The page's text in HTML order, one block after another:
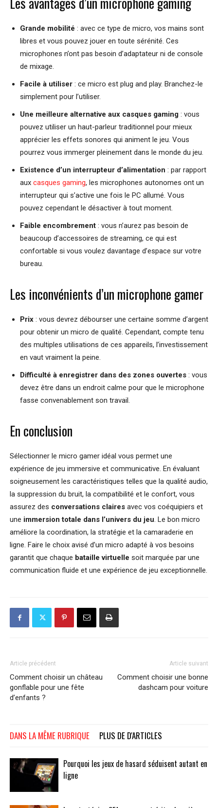
Grande mobilité : avec ce type de micro, vos mains sont
libres et vous pouvez jouer en toute sérénité. Ces
microphones n’ont pas besoin d’adaptateur ni de console
de mixage.
Facile à utiliser : ce micro est plug and play. Branchez-le
simplement pour l’utiliser.
Une meilleure alternative aux casques gaming : vous
pouvez utiliser un haut-parleur traditionnel pour mieux
apprécier les effets sonores qui animent le jeu. Vous
pourrez vous immerger pleinement dans le monde du jeu.
Existence d’un interrupteur d’alimentation : par rapport
aux casques gaming, les microphones autonomes ont un
interrupteur qui s’active une fois le PC allumé. Vous
pouvez cependant le désactiver à tout moment.
Faible encombrement : vous n’aurez pas besoin de
beaucoup d’accessoires de streaming, ce qui est
confortable si vous voulez davantage d’espace sur votre
bureau.
Les inconvénients d’un microphone gamer
Prix : vous devrez débourser une certaine somme d’argent
pour obtenir un micro de qualité. Cependant, compte tenu
des multiples utilisations de ces appareils, l’investissement
en vaut vraiment la peine.
Difficulté à enregistrer dans des zones ouvertes : vous
devez être dans un endroit calme pour que le microphone
fasse convenablement son travail.
En conclusion
Sélectionner le micro gamer idéal vous permet une
expérience de jeu immersive et communicative. En évaluant
soigneusement les caractéristiques telles que la qualité audio,
la suppression du bruit, la compatibilité et le confort, vous
assurez des conversations claires avec vos coéquipiers et
une immersion totale dans l’univers du jeu. Le bon micro
améliore la coordination, la stratégie et la camaraderie en
ligne. Faire le choix avisé d’un micro adapté à vos besoins
garantit que chaque bataille virtuelle soit marquée par une
communication fluide et une expérience de jeu exceptionnelle.
Article précédent
Comment choisir un château
gonflable pour une fête
d’enfants ?
Article suivant
Comment choisir une bonne
dashcam pour voiture
DANS LA MÊME RUBRIQUE PLUS DE D'ARTICLES
Pourquoi les jeux de hasard séduisent autant en
ligne